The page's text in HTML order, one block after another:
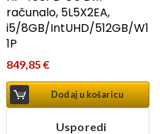
računalo, 5L5X2EA,
i5/8GB/IntUHD/512GB/W1
1P
849,85€
Dodaj u košaricu
Usporedi